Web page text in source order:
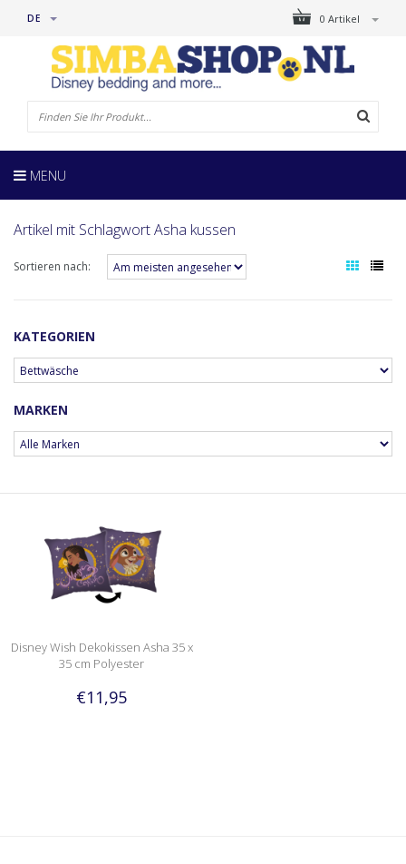
0 Artikel
DE
MENU
Artikel mit Schlagwort Asha kussen
Sortieren nach:
KATEGORIEN
MARKEN
Disney Wish Dekokissen Asha 35 x
35 cm Polyester
€11,95